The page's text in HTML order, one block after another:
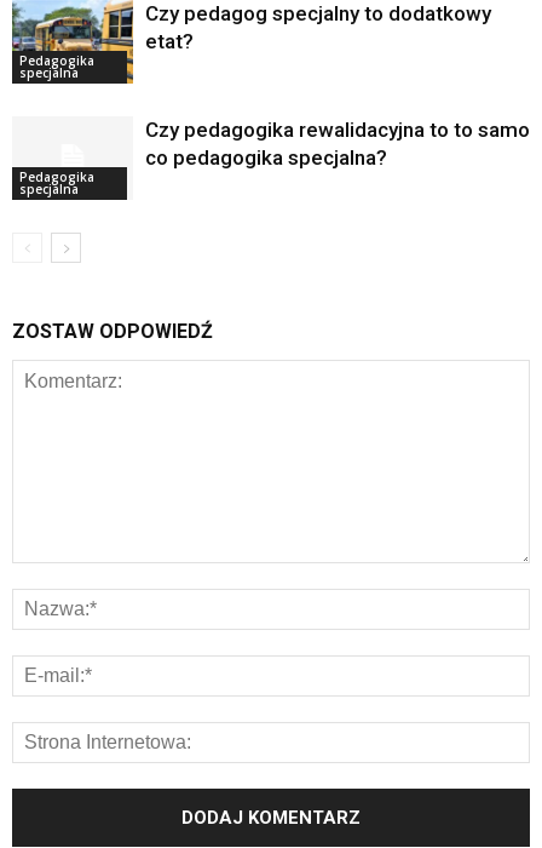
Pedagogika
specjalna
Czy pedagog specjalny to dodatkowy
etat?
Pedagogika
specjalna
Czy pedagogika rewalidacyjna to to samo
co pedagogika specjalna?
ZOSTAW ODPOWIEDŹ